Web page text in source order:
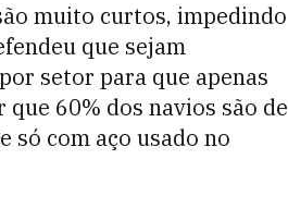
muito curtos, impedindo
que sejam
setor para que apenas
60% dos navios são de
só com aço usado no